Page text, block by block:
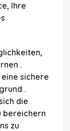
Ihre
.
sichere
.
die
bereichern
zu